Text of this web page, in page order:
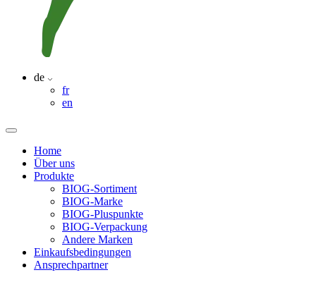
de
fr
en
Home
Über uns
Produkte
BIOG-Sortiment
BIOG-Marke
BIOG-Pluspunkte
BIOG-Verpackung
Andere Marken
Einkaufsbedingungen
Ansprechpartner